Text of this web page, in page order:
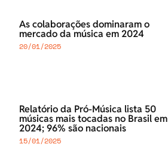
As colaborações dominaram o
mercado da música em 2024
20/01/2025
Relatório da Pró-Música lista 50
músicas mais tocadas no Brasil em
2024; 96% são nacionais
15/01/2025